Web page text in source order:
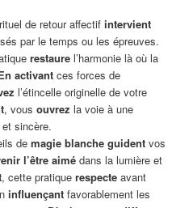
de retour affectif intervient
par le temps ou les épreuves.
restaurel’harmonie là où la
activantces forces de
l’étincelle originelle de votre
, vous ouvrez la voie à une
sincère.
demagie blanche guidentvos
l’être aimédans la lumière et
, cette pratique respecteavant
influençantfavorablement les